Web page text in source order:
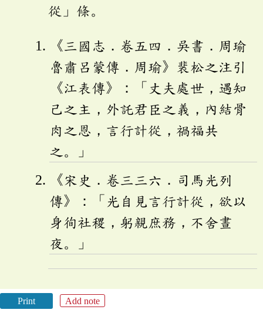
從」條。
《三國志．卷五四．吳書．周瑜
魯肅呂蒙傳．周瑜》裴松之注引
《江表傳》：「丈夫處世，遇知
己之主，外託君臣之義，內結骨
肉之恩，言行計從，禍福共
之。」
《宋史．卷三三六．司馬光列
傳》：「光自見言行計從，欲以
身徇社稷，躬親庶務，不舍晝
夜。」
Print Add note